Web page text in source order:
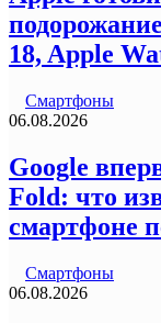
18, Apple
Смартфоны
06.08.2026
Google
Fold: что
смартфоне
Смартфоны
06.08.2026